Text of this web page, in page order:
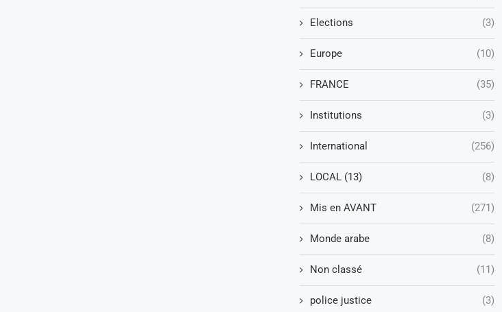
Elections (3)
Europe (10)
FRANCE (35)
Institutions (3)
International (256)
LOCAL (13) (8)
Mis en AVANT (271)
Monde arabe (8)
Non classé (11)
police justice (3)